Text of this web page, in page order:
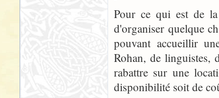
Pour ce qui est de
d'organiser quelque
pouvant accueillir
Rohan, de linguistes,
rabattre sur une
disponibilité soit de